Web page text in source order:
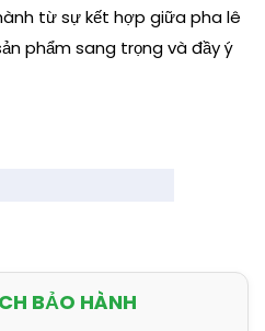
từ sự kết hợp giữa pha lê
phẩm sang trọng và đầy ý
BẢO HÀNH